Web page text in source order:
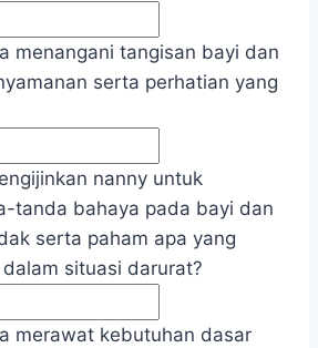
menangani tangisan bayi dan
serta perhatian yang
nanny untuk
tanda bahaya pada bayi dan
serta paham apa yang
situasi darurat?
merawat kebutuhan dasar